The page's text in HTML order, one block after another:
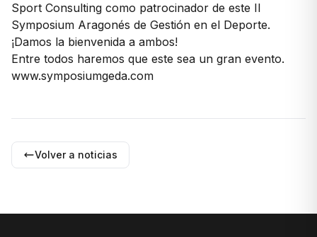
Sport Consulting como patrocinador de este II
Symposium Aragonés de Gestión en el Deporte.
¡Damos la bienvenida a ambos!
Entre todos haremos que este sea un gran evento.
www.symposiumgeda.com
Volver a noticias